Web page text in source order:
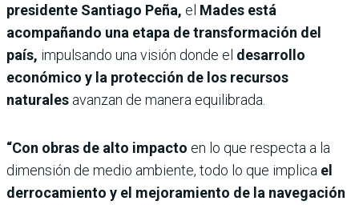
presidente Santiago Peña, el Mades está
acompañando una etapa de transformación del
país, impulsando una visión donde el desarrollo
económico y la protección de los recursos
naturales avanzan de manera equilibrada.
“Con obras de alto impacto en lo que respecta a la
dimensión de medio ambiente, todo lo que implica el
derrocamiento y el mejoramiento de la navegación